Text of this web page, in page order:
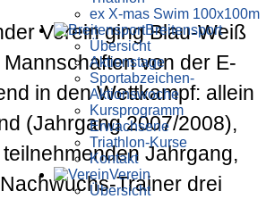
ex X-mas Swim 100x100m
Breiten­sport
Übersicht
Aktionstage
Sportabzeichen-
Aktionswoche
Kursprogramm
Erwachsene
Triathlon-Kurse
Kontakt
Verein
Übersicht
Verein ging Blau-Weiß
von der E-
in den Wettkampf: allein
(Jahrgang 2007/2008),
Jahrgang,
Trainer drei